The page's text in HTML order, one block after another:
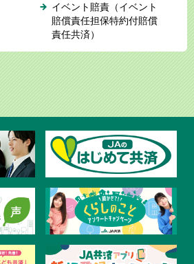
イベント賠責（イベント
賠償責任担保特約付賠償
責任共済）